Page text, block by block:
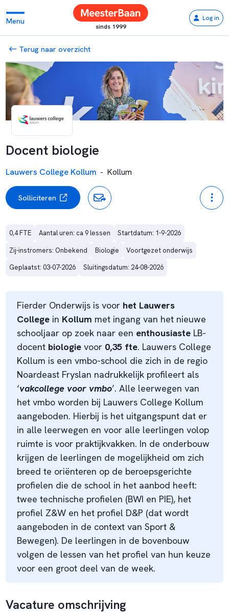
Menu
sinds 1999
Log in
Terug naar overzicht
Docent biologie
Lauwers College Kollum - Kollum
Solliciteren
0,4 FTE Aantal uren: ca 9 lessen
Startdatum: 1-9-2026
Zij-instromers: Onbekend
Biologie
Voortgezet onderwijs
Geplaatst: 03-07-2026
Sluitingsdatum: 24-08-2026
Fierder Onderwijs is voor het Lauwers
Collegein Kollum met ingang van het nieuwe
schooljaar op zoek naar een enthousiasteLB-
docent biologievoor 0,35 fte. Lauwers College
Kollum is een vmbo-school die zich in de regio
Noardeast Fryslan nadrukkelijk profileert als
‘vakcollege voor vmbo’. Alle leerwegen van
het vmbo worden bij Lauwers College Kollum
aangeboden. Hierbij is het uitgangspunt dat er
in alle leerwegen en voor alle leerlingen volop
ruimte is voor praktijkvakken. In de onderbouw
krijgen de leerlingen de mogelijkheid om zich
breed te oriënteren op de beroepsgerichte
profielen die de school in het aanbod heeft:
twee technische profielen (BWI en PIE), het
profiel Z&W en het profiel D&P (dat wordt
aangeboden in de context van Sport &
Bewegen). De leerlingen in de bovenbouw
volgen de lessen van het profiel van hun keuze
voor een groot deel van de week.
Vacature omschrijving